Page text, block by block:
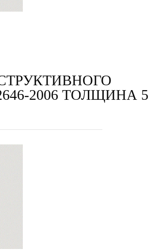
2006 ТОЛЩИНА 5